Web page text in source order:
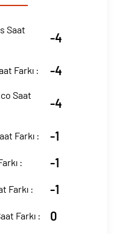
Saat
-4
Farkı : -4
Saat
-4
Farkı : -1
: -1
Farkı : -1
Farkı : 0